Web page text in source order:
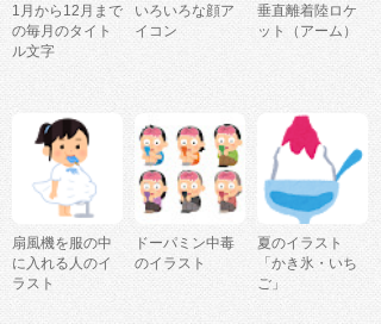
1月から12月まで
の毎月のタイト
ル文字
いろいろな顔ア
イコン
垂直離着陸ロケ
ット（アーム）
扇風機を服の中
に入れる人のイ
ラスト
ドーパミン中毒
のイラスト
夏のイラスト
「かき氷・いち
ご」